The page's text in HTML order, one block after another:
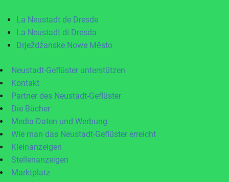
La Neustadt de Dresde
La Neustadt di Dresda
Drježdźanske Nowe Město
Neustadt-Geflüster unterstützen
Kontakt
Partner des Neustadt-Geflüster
Die Bücher
Media-Daten und Werbung
Wie man das Neustadt-Geflüster erreicht
Kleinanzeigen
Stellenanzeigen
Marktplatz